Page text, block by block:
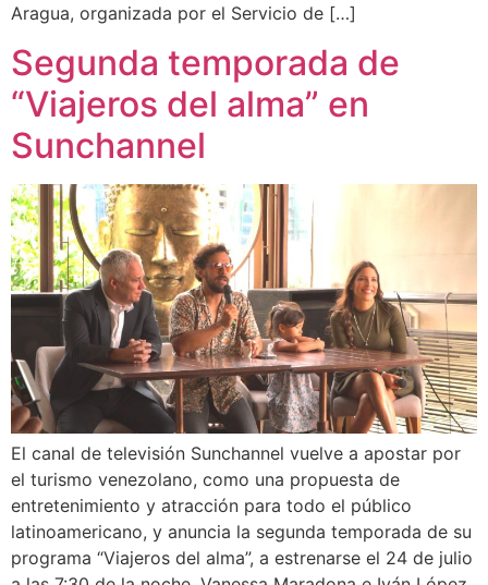
Aragua, organizada por el Servicio de […]
Segunda temporada de
“Viajeros del alma” en
Sunchannel
El canal de televisión Sunchannel vuelve a apostar por
el turismo venezolano, como una propuesta de
entretenimiento y atracción para todo el público
latinoamericano, y anuncia la segunda temporada de su
programa “Viajeros del alma”, a estrenarse el 24 de julio